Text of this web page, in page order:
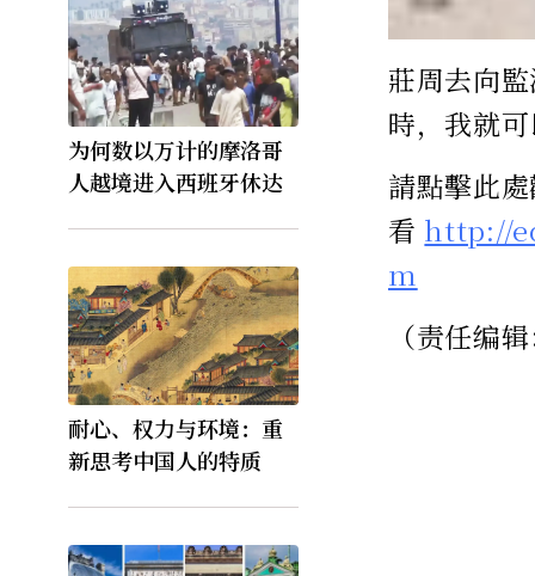
为何数以万计的摩洛哥
人越境进入西班牙休达
耐心、权力与环境：重
新思考中国人的特质
莊周去向
時，我就
請點擊此
看 http://
m
（责任编